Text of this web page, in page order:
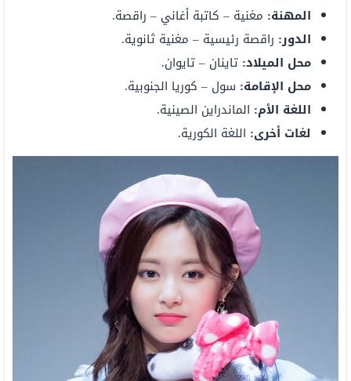
المهنة: مغنية – كاتبة أغاني – راقصة.
الدور: راقصة رئيسية – مغنية ثانوية.
محل الميلاد: تاينان – تايوان.
محل الإقامة: سول – كوريا الجنوبية.
اللغة الأم: الماندراين الصينية.
لغات أخرى: اللغة الكورية.